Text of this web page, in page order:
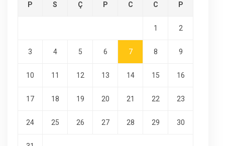
P S Ç P C C P
1 2
3 4 5 6 7 8 9
10 11 12 13 14 15 16
17 18 19 20 21 22 23
24 25 26 27 28 29 30